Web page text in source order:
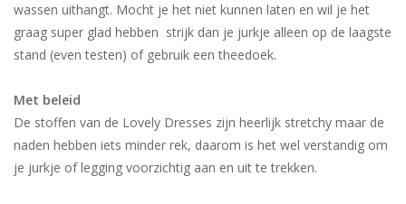
wassen uithangt. Mocht je het niet kunnen laten en wil je het
graag super glad hebben strijk dan je jurkje alleen op de laagste
stand (even testen) of gebruik een theedoek.
Met beleid
De stoffen van de Lovely Dresses zijn heerlijk stretchy maar de
naden hebben iets minder rek, daarom is het wel verstandig om
je jurkje of legging voorzichtig aan en uit te trekken.